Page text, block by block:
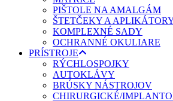
PIŠTOLE NA AMALGÁM
ŠTETČEKY A
KOMPLEXNÉ SADY
OCHRANNÉ OKULIARE
PRÍSTROJE
RÝCHLOSPOJKY
AUTOKLÁVY
BRÚSKY NÁSTROJOV
CHIRURGICKÉ/